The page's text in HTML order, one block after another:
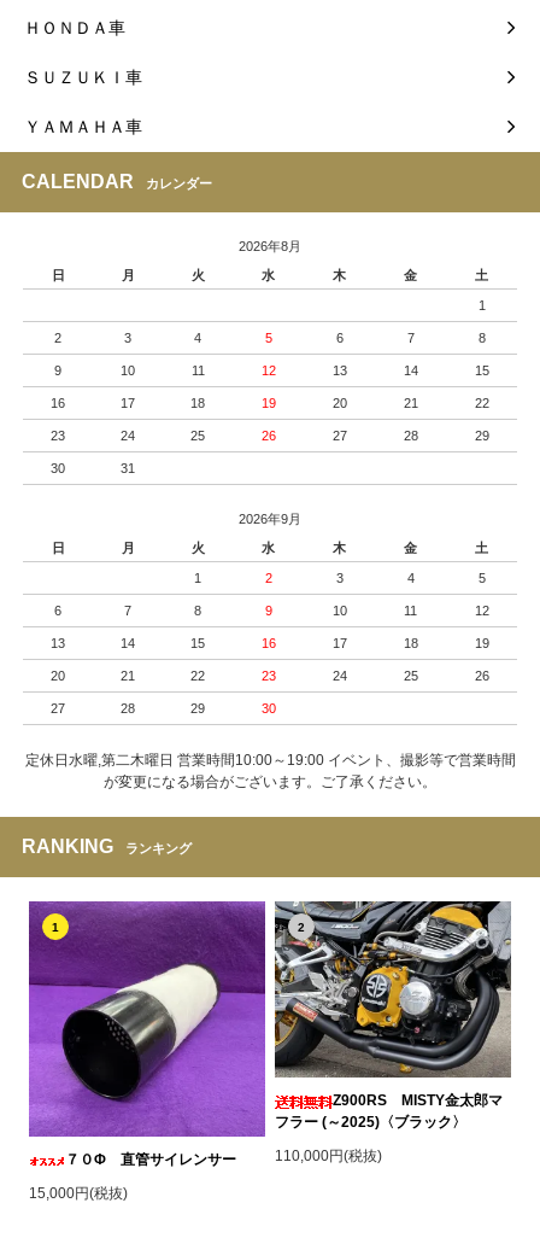
ＨＯＮＤＡ車
ＳＵＺＵＫＩ車
ＹＡＭＡＨＡ車
CALENDAR カレンダー
2026年8月
日
月 火 水 木 金 土
1
2 3 4 5 6 7 8
9 10 11 12 13 14 15
16 17 18 19 20 21 22
23 24 25 26 27 28 29
30 31
2026年9月
日
月 火 水 木 金 土
1 2 3 4 5
6 7 8 9 10 11 12
13 14 15 16 17 18 19
20 21 22 23 24 25 26
27 28 29 30
定休日水曜,第二木曜日 営業時間10:00～19:00 イベント、撮影等で営業時間
が変更になる場合がございます。ご了承ください。
RANKING ランキング
1
７０Φ 直管サイレンサー
15,000円(税抜)
2
Z900RS MISTY金太郎マ
フラー (～2025)〈ブラック〉
110,000円(税抜)